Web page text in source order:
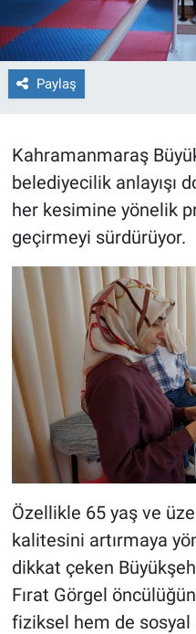
Paylaş
Kahramanmaraş
belediyecilik anlayışı
her kesimine yönelik
geçirmeyi sürdürüyor.
Özellikle 65 yaş ve
kalitesini artırmaya
dikkat çeken
Fırat Görgel
fiziksel hem de sosyal
ÇEVRE
HABERDE İNSAN
EĞİTİM
BİLİM VE
Güvenlik
Bölge